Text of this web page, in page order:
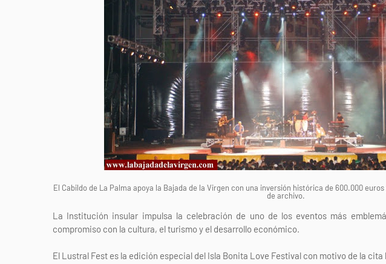
El Cabildo de La Palma apoya la Bajada de la Virgen con una inversión histórica de 600.000
de archivo.
La Institución insular impulsa la celebración de uno de los eventos más
compromiso con la cultura, el turismo y el desarrollo económico.
El Lustral Fest es la edición especial del Isla Bonita Love Festival con motivo de la cita